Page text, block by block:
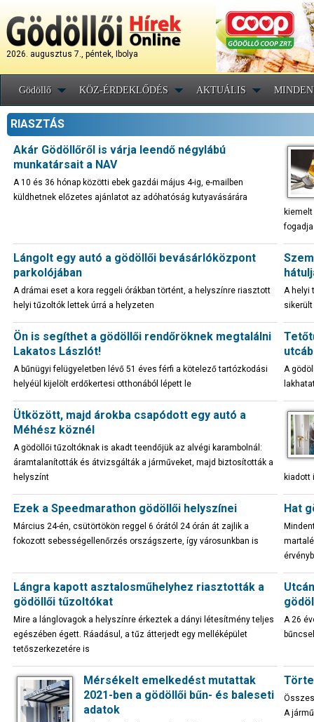
2026. augusztus 7., péntek, Ibolya
Gödöllő KÖZ-ÉRDEKLŐDÉS AKTUÁLIS
RIASZTÁS
Akár Gödöllőről is várja leendő négylábú
munkatársait a NAV
A 10 és 36 hónap közötti ebek gazdái május 4-ig, e-mailben
küldhetnek előzetes ajánlatot az adóhatóság kutyavásárára
Lángolt egy autó a gödöllői bevásárlóközpont
parkolójában
A drámai eset a kora reggeli órákban történt, a helyszínre riasztott
helyi tűzoltók lettek úrrá a helyzeten
A helyi
Ön is segíthet a gödöllői rendőröknek megtalálni
Lakatos Lászlót!
A bűnügyi felügyeletben lévő 51 éves férfi a kötelező tartózkodási
helyéül kijelölt erdőkertesi otthonából lépett le
A
Ütközött, majd árokba csapódott egy autó a
Méhész köznél
A gödöllői tűzoltóknak is akadt teendőjük az alvégi karambolnál:
áramtalanították és átvizsgálták a járműveket, majd biztosították a
helyszínt
kiadott
Ezek a Speedmarathon gödöllői helyszínei
Március 24-én, csütörtökön reggel 6 órától 24 órán át zajlik a
fokozott sebességellenőrzés országszerte, így városunkban is
Hat
Lángra kapott asztalosműhelyhez riasztották a
gödöllői tűzoltókat
Mire a lánglovagok a helyszínre érkeztek a dányi létesítmény teljes
egészében égett. Ráadásul, a tűz átterjedt egy melléképület
tetőszerkezetére is
A 26
Mérsékelt emelkedést mutattak
2021-ben a gödöllői bűn- és baleseti
adatok
A